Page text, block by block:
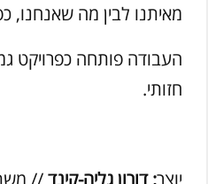
מאיתנו לבין מה שאנחנו,
העבודה פותחה כפרויקט
חזותי.
יוצר: דורון גליה-קינד//